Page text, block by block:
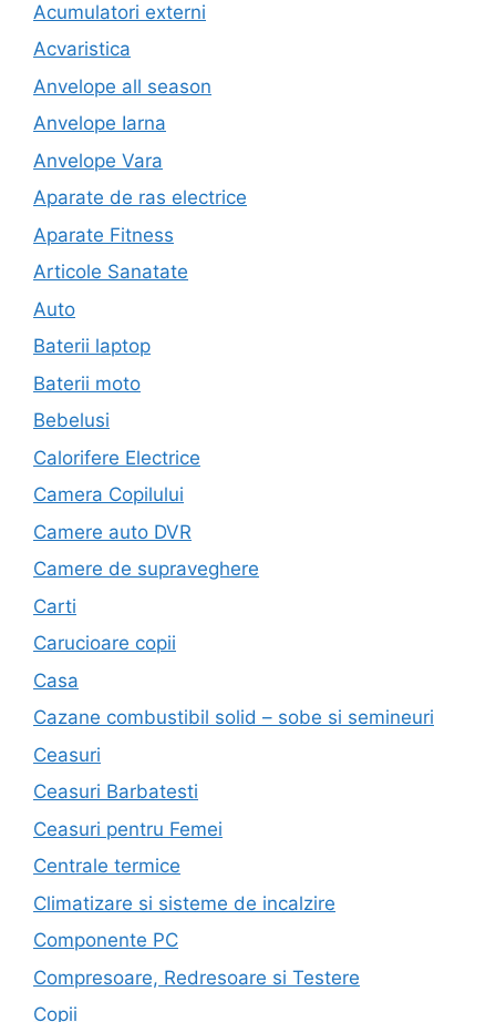
Acumulatori externi
Acvaristica
Anvelope all season
Anvelope Iarna
Anvelope Vara
Aparate de ras electrice
Aparate Fitness
Articole Sanatate
Auto
Baterii laptop
Baterii moto
Bebelusi
Calorifere Electrice
Camera Copilului
Camere auto DVR
Camere de supraveghere
Carti
Carucioare copii
Casa
Cazane combustibil solid – sobe si semineuri
Ceasuri
Ceasuri Barbatesti
Ceasuri pentru Femei
Centrale termice
Climatizare si sisteme de incalzire
Componente PC
Compresoare, Redresoare si Testere
Copii